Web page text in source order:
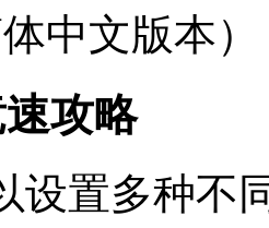
中文版本）
攻略
设置多种不